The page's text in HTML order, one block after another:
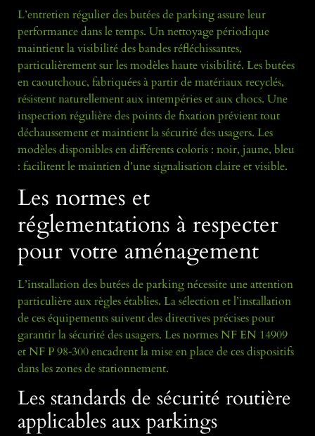
L’entretien régulier des butées de parking assure leur
performance dans le temps. Un nettoyage périodique
maintient la visibilité des bandes réfléchissantes,
particulièrement sur les modèles haute visibilité. Les butées
en caoutchouc, fabriquées à partir de matériaux recyclés,
résistent naturellement aux intempéries et aux chocs. Une
inspection régulière des points de fixation prévient tout
déchaussement et maintient la sécurité des usagers. Les
modèles disponibles en différents coloris : noir, jaune, bleu
: facilitent le maintien d’une signalisation claire et visible.
Les normes et
réglementations à respecter
pour votre aménagement
L’installation des butées de parking nécessite une attention
particulière aux règles établies. La sélection et l’installation
de ces équipements suivent des directives précises pour
garantir la sécurité des usagers. Les normes NF EN 14909
et NF P 98‑300 encadrent la mise en place de ces dispositifs
dans les zones de stationnement.
Les standards de sécurité routière
applicables aux parkings